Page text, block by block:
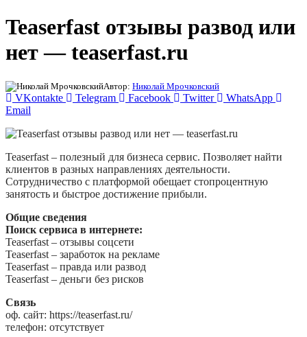
Teaserfast отзывы развод или
нет — teaserfast.ru
Автор: Николай Мрочковский
VKontakte Telegram Facebook Twitter
WhatsApp
Email
Teaserfast – полезный для бизнеса сервис. Позволяет найти
клиентов в разных направлениях деятельности.
Сотрудничество с платформой обещает стопроцентную
занятость и быстрое достижение прибыли.
Общие сведения
Поиск сервиса в интернете:
Teaserfast – отзывы соцсети
Teaserfast – заработок на рекламе
Teaserfast – правда или развод
Teaserfast – деньги без рисков
Связь
оф. сайт: https://teaserfast.ru/
телефон: отсутствует